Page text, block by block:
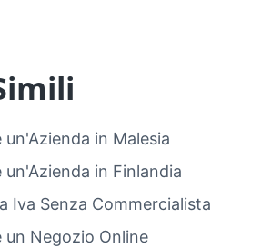
un'Azienda in Malesia
un'Azienda in Finlandia
Iva Senza Commercialista
un Negozio Online